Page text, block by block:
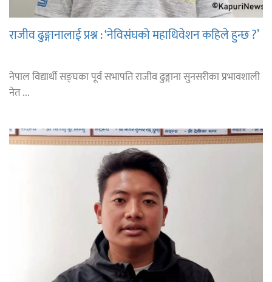
राजीव ढुङ्गानालाई प्रश्न : ‘नेविसंघको महाधिवेशन कहिले हुन्छ ?’
नेपाल विद्यार्थी सङ्घका पूर्व सभापति राजीव ढुङ्गाना सुनसरीका प्रभावशाली
नेत ...